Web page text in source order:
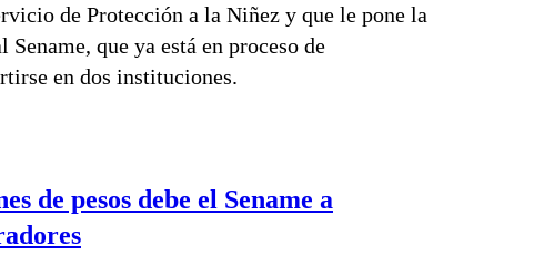
de Protección a la Niñez y que le pone la
que ya está en proceso de
en dos instituciones.
de pesos debe el Sename a